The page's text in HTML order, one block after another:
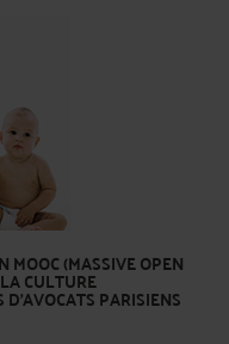
MOOC (MASSIVE OPEN
CULTURE
PARISIENS